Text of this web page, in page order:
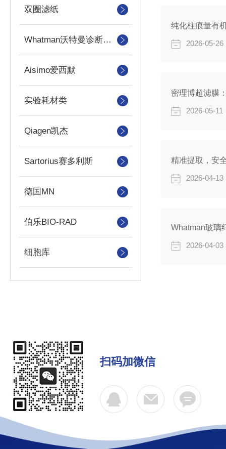
双圈滤纸
Whatman沃特曼诊断产品
Aisimo爱西默
实验耗材类
Qiagen凯杰
Sartorius赛多利斯
德国MN
伯乐BIO-RAD
细胞库
纯化柱痕量有
2026-05-26
密理博超滤膜
2026-05-11
精准提取，安
2026-04-13
Whatman玻璃
2026-04-03
扫码加微信